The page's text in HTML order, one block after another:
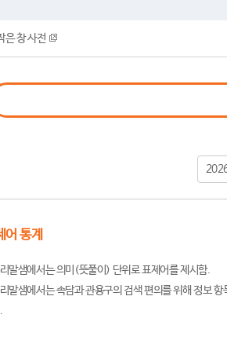
은 창 사전
어 통계
말샘에서는 의미(뜻풀이) 단위로 표제어를 제시함.
말샘에서는 속담과 관용구의 검색 편의를 위해 정보